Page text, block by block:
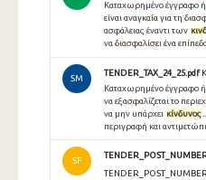
Καταχωρημένο έγγραφο
είναι αναγκαία για τη
ασφάλειας έναντι των
να διασφαλίσει ένα
SM
TENDER_TAX_24_25.pdf
Καταχωρημένο έγγραφο
να εξασφαλίζεται το
να μην υπάρχει κίνδυνος
περιγραφή και
SF